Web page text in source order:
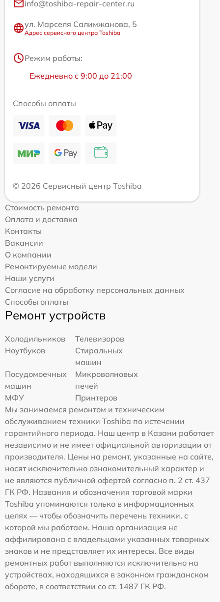
info@toshiba-repair-center.ru
ул. Марселя Салимжанова, 5
Адрес сервисного центра Toshiba
Режим работы:
Ежедневно с 9:00 до 21:00
Способы оплаты
© 2026 Сервисный центр Toshiba
Стоимость ремонта
Оплата и доставка
Контакты
Вакансии
О компании
Ремонтируемые модели
Наши услуги
Согласие на обработку персональных данных
Способы оплаты
Ремонт устройств
Холодильников
Телевизоров
Ноутбуков
Стиральных
машин
Посудомоечных
машин
Микроволновых
печей
МФУ
Принтеров
Мы занимаемся ремонтом и техническим
обслуживанием техники Toshiba по истечении
гарантийного периода. Наш центр в Казани работает
независимо и не имеет официальной авторизации от
производителя. Цены на ремонт, указанные на сайте,
носят исключительно ознакомительный характер и
не являются публичной офертой согласно п. 2 ст. 437
ГК РФ. Названия и обозначения торговой марки
Toshiba упоминаются только в информационных
целях — чтобы обозначить перечень техники, с
которой мы работаем. Наша организация не
аффилирована с владельцами указанных товарных
знаков и не представляет их интересы. Все виды
ремонтных работ выполняются исключительно на
устройствах, находящихся в законном гражданском
обороте, в соответствии со ст. 1487 ГК РФ.